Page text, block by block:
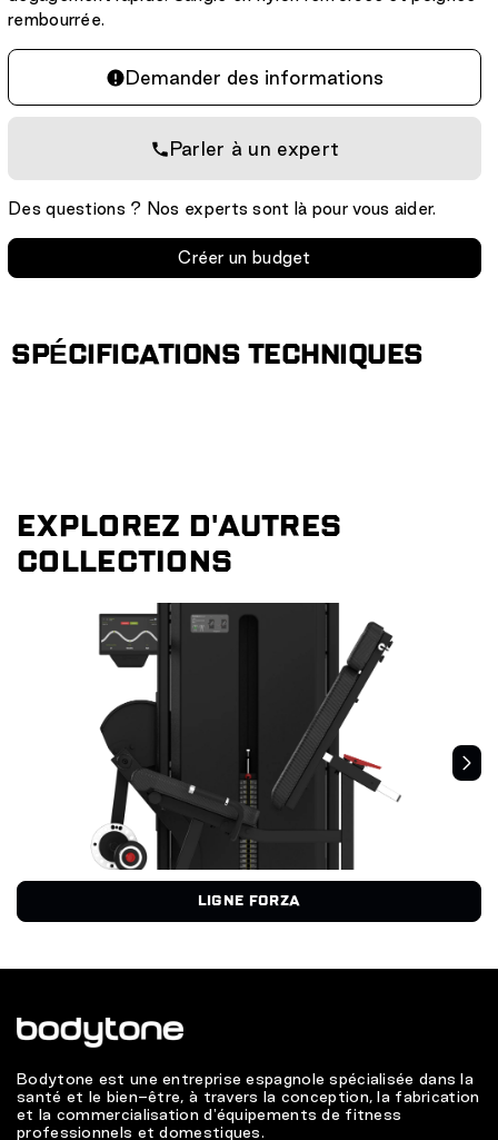
rembourrée.
Demander des informations
Parler à un expert
Des questions ? Nos experts sont là pour vous aider.
Créer un budget
SPÉCIFICATIONS TECHNIQUES
EXPLOREZ D'AUTRES
COLLECTIONS
LIGNE FORZA
Bodytone est une entreprise espagnole spécialisée dans la
santé et le bien-être, à travers la conception, la fabrication
et la commercialisation d'équipements de fitness
professionnels et domestiques.